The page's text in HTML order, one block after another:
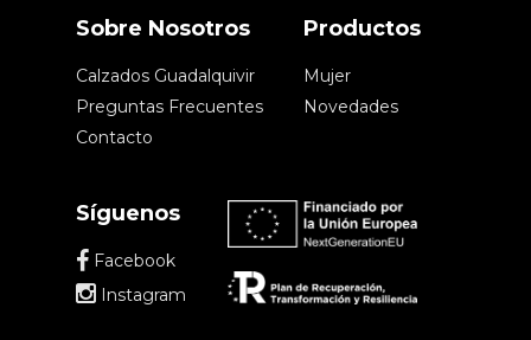
Sobre Nosotros
Calzados Guadalquivir
Preguntas Frecuentes
Contacto
Productos
Mujer
Novedades
Síguenos
Facebook
Instagram